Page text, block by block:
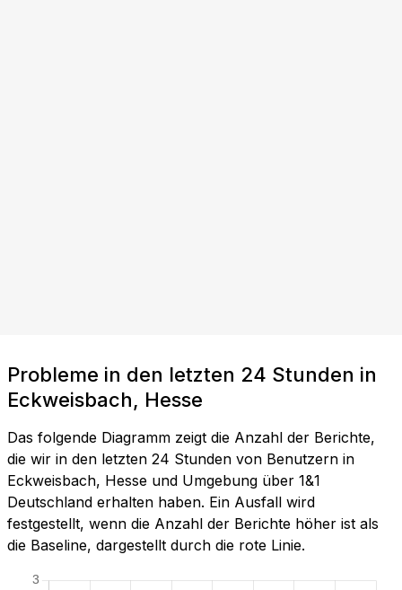
Probleme in den letzten 24 Stunden in
Eckweisbach, Hesse
Das folgende Diagramm zeigt die Anzahl der Berichte,
die wir in den letzten 24 Stunden von Benutzern in
Eckweisbach, Hesse und Umgebung über 1&1
Deutschland erhalten haben. Ein Ausfall wird
festgestellt, wenn die Anzahl der Berichte höher ist als
die Baseline, dargestellt durch die rote Linie.